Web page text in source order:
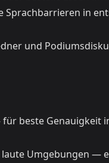
in
und
beste Genauigkeit
Umgebungen —